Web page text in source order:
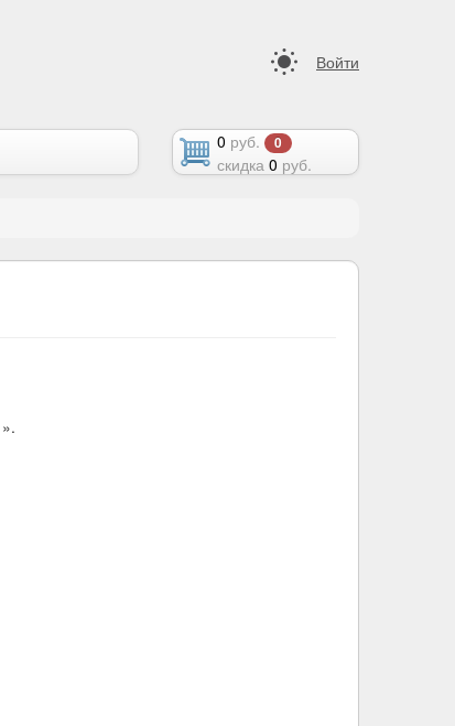
Войти
0 руб. 0
скидка 0 руб.
».